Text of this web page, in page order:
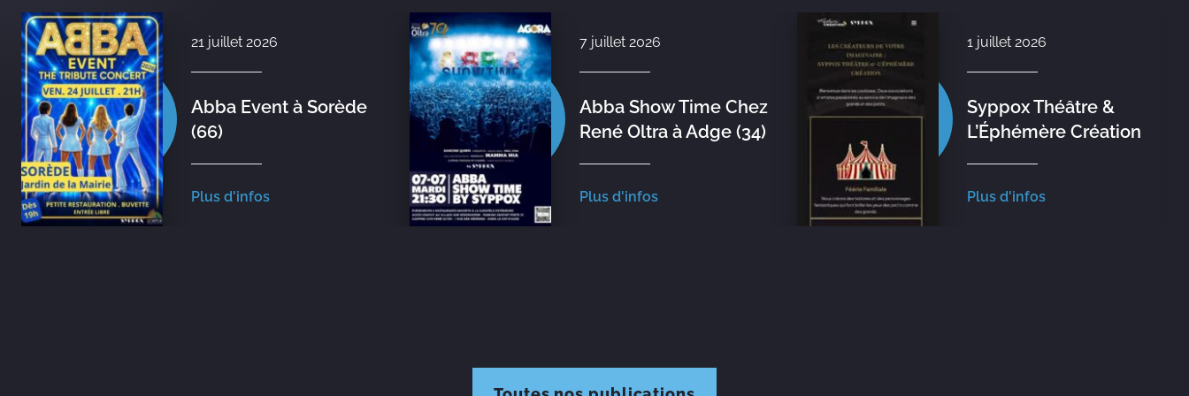
21 juillet 2026
Abba Event à Sorède
(66)
Plus d'infos
7 juillet 2026
Abba Show Time Chez
René Oltra à Adge (34)
Plus d'infos
1 juillet 2026
Syppox Théâtre &
L’Éphémère Création
Plus d'infos